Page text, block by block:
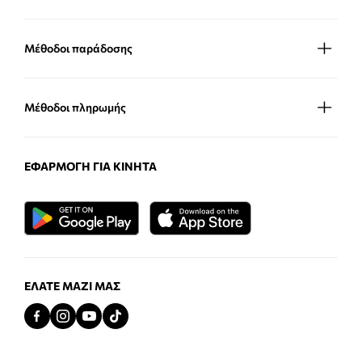
Μέθοδοι παράδοσης
Μέθοδοι πληρωμής
ΕΦΑΡΜΟΓΉ ΓΙΑ ΚΙΝΗΤΆ
ΕΛΆΤΕ ΜΑΖΊ ΜΑΣ